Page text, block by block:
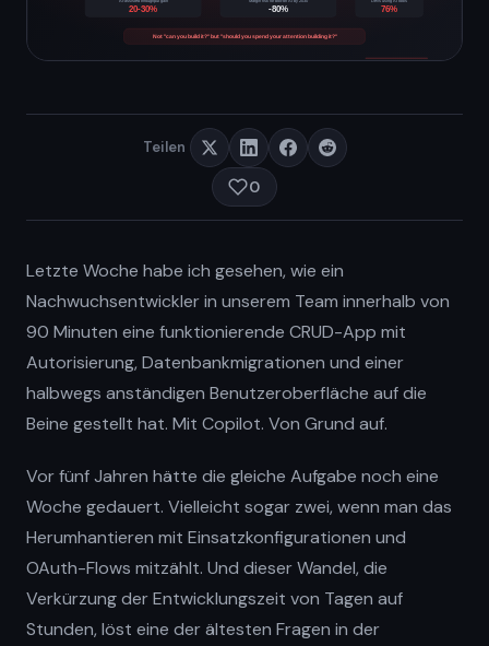
Teilen
0
Letzte Woche habe ich gesehen, wie ein
Nachwuchsentwickler in unserem Team innerhalb von
90 Minuten eine funktionierende CRUD-App mit
Autorisierung, Datenbankmigrationen und einer
halbwegs anständigen Benutzeroberfläche auf die
Beine gestellt hat. Mit Copilot. Von Grund auf.
Vor fünf Jahren hätte die gleiche Aufgabe noch eine
Woche gedauert. Vielleicht sogar zwei, wenn man das
Herumhantieren mit Einsatzkonfigurationen und
OAuth-Flows mitzählt. Und dieser Wandel, die
Verkürzung der Entwicklungszeit von Tagen auf
Stunden, löst eine der ältesten Fragen in der